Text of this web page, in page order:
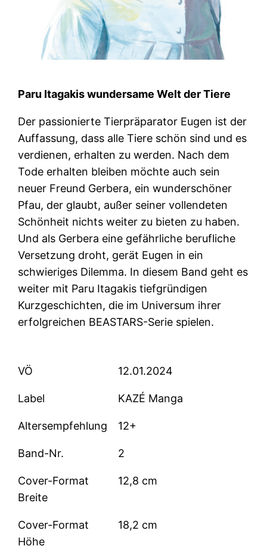
Paru Itagakis wundersame Welt der Tiere
Der passionierte Tierpräparator Eugen ist der
Auffassung, dass alle Tiere schön sind und es
verdienen, erhalten zu werden. Nach dem
Tode erhalten bleiben möchte auch sein
neuer Freund Gerbera, ein wunderschöner
Pfau, der glaubt, außer seiner vollendeten
Schönheit nichts weiter zu bieten zu haben.
Und als Gerbera eine gefährliche berufliche
Versetzung droht, gerät Eugen in ein
schwieriges Dilemma. In diesem Band geht es
weiter mit Paru Itagakis tiefgründigen
Kurzgeschichten, die im Universum ihrer
erfolgreichen BEASTARS-Serie spielen.
VÖ 12.01.2024
Label KAZÉ Manga
Altersempfehlung 12+
Band-Nr. 2
Cover-Format
Breite
12,8 cm
Cover-Format
Höhe
18,2 cm